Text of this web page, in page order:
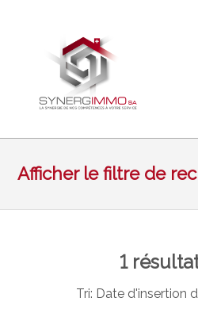
Afficher le filtre de
1
Tri: Date d'insertion